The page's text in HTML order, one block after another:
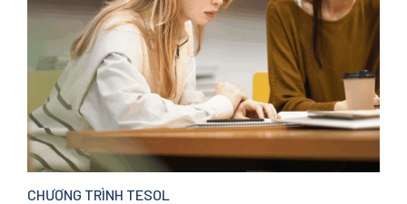
CHƯƠNG TRÌNH TESOL